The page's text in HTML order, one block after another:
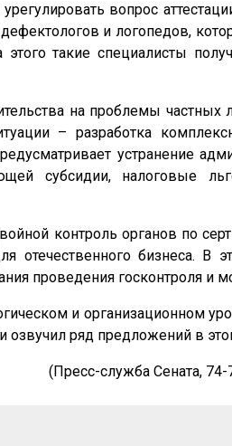
вопрос
и логопедов,
такие специалисты
на проблемы частных
– разработка
устранение
субсидии, налоговые
контроль органов по
отечественного бизнеса. В
проведения госконтроля и
и организационном
озвучил ряд предложений в
(Пресс-служба Сената,